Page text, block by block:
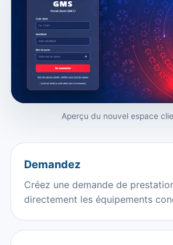
Aperçu du nouvel espace
Demandez
Créez une demande de
directement les équipements